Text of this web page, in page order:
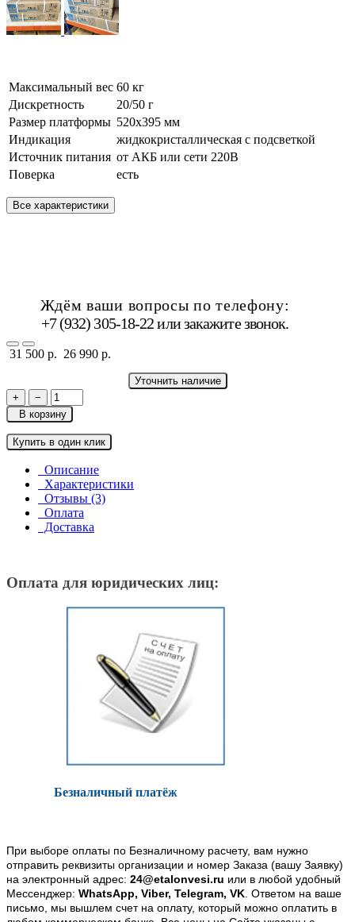
Максимальный вес 60 кг
Дискретность
20/50 г
Размер платформы 520х395 мм
Индикация
жидкокристаллическая с подсветкой
Источник питания от АКБ или сети 220В
Поверка
есть
Все характеристики
Ждём ваши вопросы по телефону:
+7 (932) 305-18-22 илизакажите звонок.
31 500 р. 26 990 р.
Уточнить наличие
+
−
В корзину
Купить в один клик
Описание
Характеристики
Отзывы (3)
Оплата
Доставка
Оплата для юридических лиц:
Безналичный платёж
При выборе оплаты по Безналичному расчету, вам нужно
отправить реквизиты организации и номер Заказа (вашу Заявку)
на электронный адрес: 24@etalonvesi.ru или в любой удобный
Мессенджер: WhatsApp, Viber, Telegram, VK. Ответом на ваше
письмо, мы вышлем счет на оплату, который можно оплатить в